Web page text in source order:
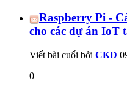
Raspberry Pi -
cho các dự án IoT
Viết bài cuối bởi CKD
0